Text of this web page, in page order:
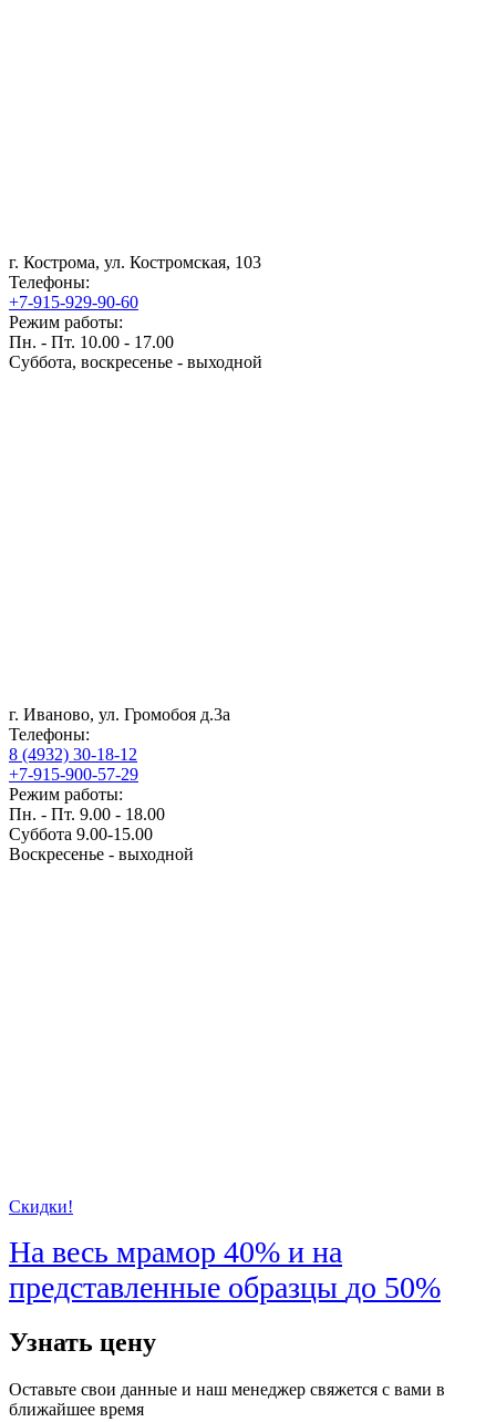
г. Кострома, ул. Костромская, 103
Телефоны:
+7-915-929-90-60
Режим работы:
Пн. - Пт. 10.00 - 17.00
Суббота, воскресенье - выходной
г. Иваново, ул. Громобоя д.3а
Телефоны:
8 (4932) 30-18-12
+7-915-900-57-29
Режим работы:
Пн. - Пт. 9.00 - 18.00
Суббота 9.00-15.00
Воскресенье - выходной
Скидки!
На весь мрамор 40% и на
представленные образцы до 50%
Узнать цену
Оставьте свои данные и наш менеджер свяжется с вами в
ближайшее время